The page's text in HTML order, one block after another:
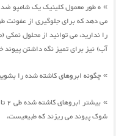
» ه طور معمول کلینیک یک شامپو
می دهد که برای جلوگیری از عفونت
را ندارید، می توانید از محلول
آب) نیز برای تمیز نگه داشتن پیوند
» چگونه ابروهای کاشته شده را
»
شوک پیوند می ریزند که طبیعیست،